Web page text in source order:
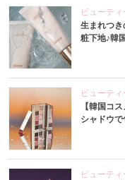
ビューティ
生まれつ
粧下地♪韓
ビューティ
【韓国コ
シャドウ
ビューティ